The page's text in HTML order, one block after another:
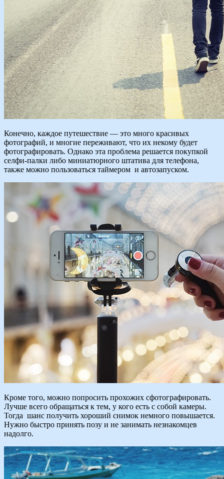
Конечно, каждое путешествие — это много красивых
фотографий, и многие переживают, что их некому будет
фотографировать. Однако эта проблема решается покупкой
селфи-палки либо миниатюрного штатива для телефона,
также можно пользоваться таймером и автозапуском.
Кроме того, можно попросить прохожих сфотографировать.
Лучше всего обращаться к тем, у кого есть с собой камеры.
Тогда шанс получить хороший снимок немного повышается.
Нужно быстро принять позу и не занимать незнакомцев
надолго.